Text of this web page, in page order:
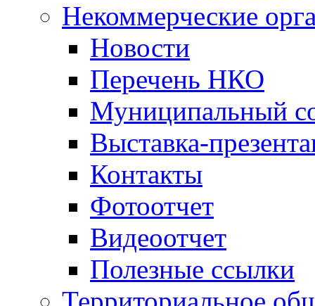
Некоммерческие
Новости
Перечень НКО
Муниципальный
Выставка-
Контакты
Фотоотчет
Видеоотчет
Полезные ссылки